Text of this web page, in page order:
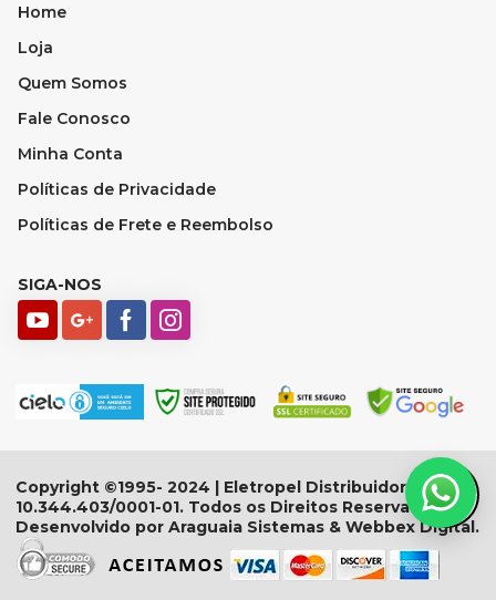
Home
Loja
Quem Somos
Fale Conosco
Minha Conta
Políticas de Privacidade
Políticas de Frete e Reembolso
SIGA-NOS
Copyright ©1995- 2024 | Eletropel Distribuidora - CNPJ:
10.344.403/0001-01. Todos os Direitos Reservados.
Desenvolvido por Araguaia Sistemas & Webbex Digital.